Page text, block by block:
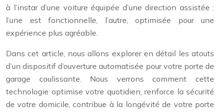
à l’instar d’une voiture équipée d’une direction assistée :
l’une est fonctionnelle, l’autre, optimisée pour une
expérience plus agréable.
Dans cet article, nous allons explorer en détail les atouts
d’un dispositif d’ouverture automatisée pour votre porte de
garage coulissante. Nous verrons comment cette
technologie optimise votre quotidien, renforce la sécurité
de votre domicile, contribue à la longévité de votre porte